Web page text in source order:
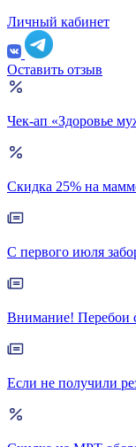
Личный кабинет
Оставить отзыв
Чек-ап «Здоровье
Скидка 25% на
С первого июля
Внимание! Перебои
Если не получили